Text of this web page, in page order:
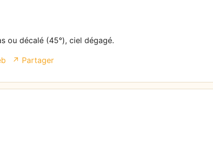
ou décalé (45°), ciel dégagé.
↗ Partager